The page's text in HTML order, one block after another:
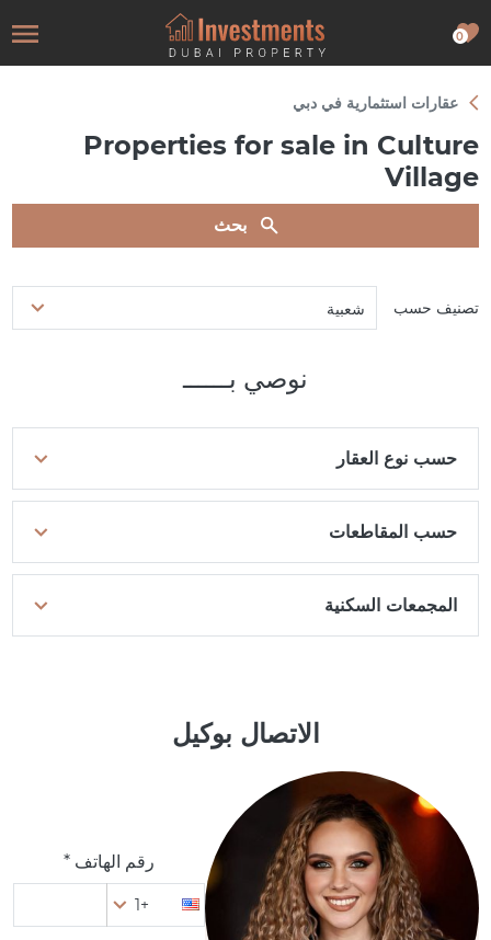
0
عقارات استثمارية في دبي
Properties for sale in Culture
Village
بحث
تصنيف حسب شعبية
نوصي بــــــ
حسب نوع العقار
حسب المقاطعات
المجمعات السكنية
الاتصال بوكيل
رقم الهاتف *
+1